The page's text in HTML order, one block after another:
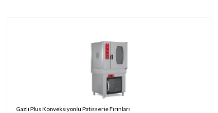
Gazlı Plus Konveksiyonlu Patisserie Fırınları